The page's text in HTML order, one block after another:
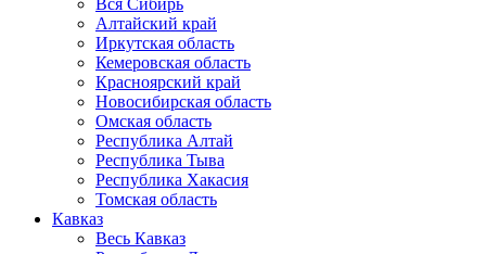
Вся Сибирь
Алтайский край
Иркутская область
Кемеровская область
Красноярский край
Новосибирская область
Омская область
Республика Алтай
Республика Тыва
Республика Хакасия
Томская область
Кавказ
Весь Кавказ